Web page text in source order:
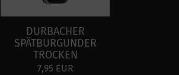
DURBACHER
SPÄTBURGUNDER
TROCKEN
7,95 EUR